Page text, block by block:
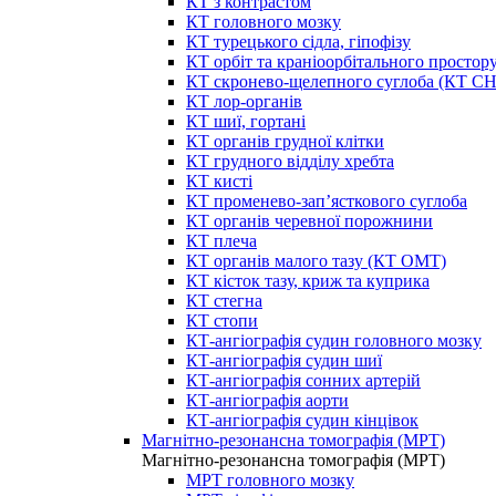
КТ головного мозку
КТ турецького сідла, гіпофізу
КТ орбіт та краніоорбітального
КТ скронево-щелепного суглоба (КТ
КТ лор-органів
КТ шиї, гортані
КТ органів грудної клітки
КТ грудного відділу хребта
КТ кисті
КТ променево-зап’ясткового суглоба
КТ органів черевної порожнини
КТ плеча
КТ органів малого тазу (КТ ОМТ)
КТ кісток тазу, криж та куприка
КТ стегна
КТ стопи
КТ-ангіографія судин головного мозку
КТ-ангіографія судин шиї
КТ-ангіографія сонних артерій
КТ-ангіографія аорти
КТ-ангіографія судин кінцівок
Магнітно-резонансна томографія (МРТ)
Магнітно-резонансна томографія (МРТ)
МРТ головного мозку